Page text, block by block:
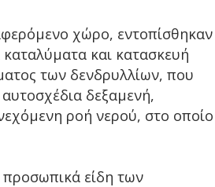
χώρο, εντοπίσθηκαν
και κατασκευή
των δενδρυλλίων, που
δεξαμενή,
ροή νερού, στο οποίο
είδη των